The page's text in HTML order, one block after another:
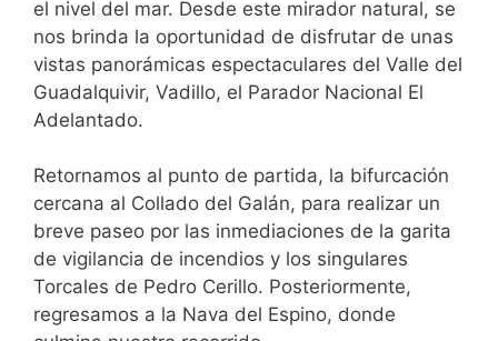
el nivel del mar. Desde este mirador natural, se
nos brinda la oportunidad de disfrutar de unas
vistas panorámicas espectaculares del Valle del
Guadalquivir, Vadillo, el Parador Nacional El
Adelantado.
Retornamos al punto de partida, la bifurcación
cercana al Collado del Galán, para realizar un
breve paseo por las inmediaciones de la garita
de vigilancia de incendios y los singulares
Torcales de Pedro Cerillo. Posteriormente,
regresamos a la Nava del Espino, donde